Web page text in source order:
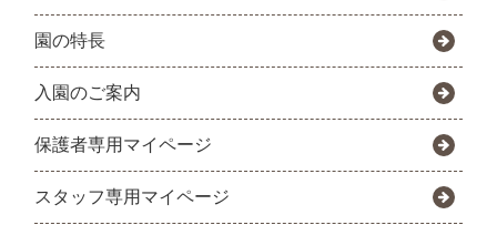
園の特長
入園のご案内
保護者専用マイページ
スタッフ専用マイページ